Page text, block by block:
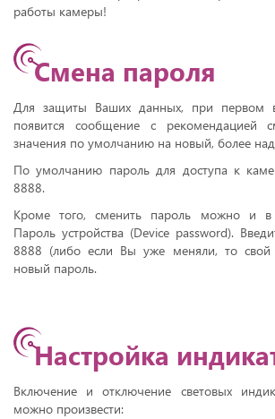
работы камеры!
Смена пароля
Для защиты Ваших данных, при первом
появится сообщение с рекомендацией
значения по умолчанию на новый, более
По умолчанию пароль для доступа к
8888.
Кроме того, сменить пароль можно и в
Пароль устройства (Device password).
8888 (либо если Вы уже меняли, то свой
новый пароль.
Настройка
Включение и отключение световых
можно произвести: